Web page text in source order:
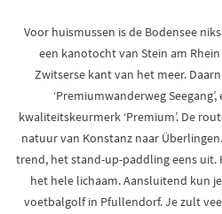
Voor huismussen is de Bodensee
een kanotocht van Stein am
Zwitserse kant van het meer.
‘Premiumwanderweg
kwaliteitskeurmerk ‘Premium’. De
natuur van Konstanz naar
trend, het stand-up-paddling eens uit.
het hele lichaam. Aansluitend kun
voetbalgolf in Pfullendorf. Je zult